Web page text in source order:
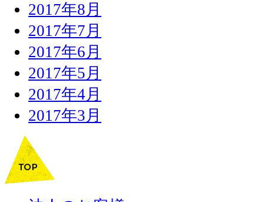
2017年8月
2017年7月
2017年6月
2017年5月
2017年4月
2017年3月